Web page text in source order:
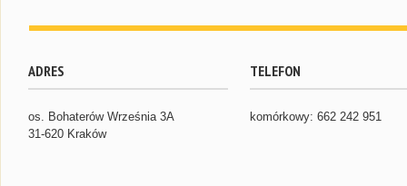
ADRES
os. Bohaterów Września 3A
31-620 Kraków
TELEFON
komórkowy: 662 242 951